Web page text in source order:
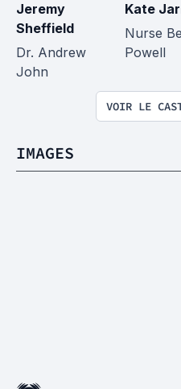
Jeremy
Sheffield
Dr. Andrew
John
Kate
Nurse
Powell
VOIR LE
IMAGES